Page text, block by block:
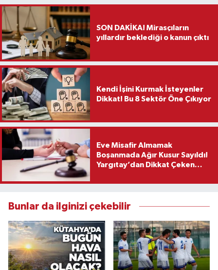
SON DAKİKA! Mirasçıların
yıllardır beklediği o kanun çıktı
Kendi İşini Kurmak İsteyenler
Dikkat! Bu 8 Sektör Öne Çıkıyor
Eve Misafir Almamak
Boşanmada Ağır Kusur Sayıldı!
Yargıtay’dan Dikkat Çeken
Bunlar da ilginizi çekebilir